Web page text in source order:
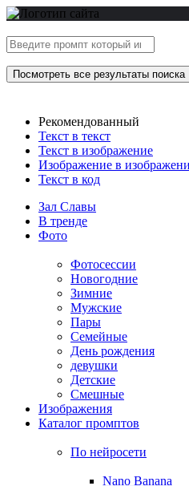
Посмотреть все результаты поиска
Рекомендованный
Текст в текст
Текст в изображение
Изображение в
Текст в код
Зал Славы
В тренде
Фото
Фотосессии
Новогодние
Зимние
Мужские
Пары
Семейные
День рождения
девушки
Детские
Смешные
Изображения
Каталог промптов
По нейросети
Nano Banana